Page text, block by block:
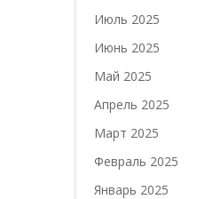
Июль 2025
Июнь 2025
Май 2025
Апрель 2025
Март 2025
Февраль 2025
Январь 2025